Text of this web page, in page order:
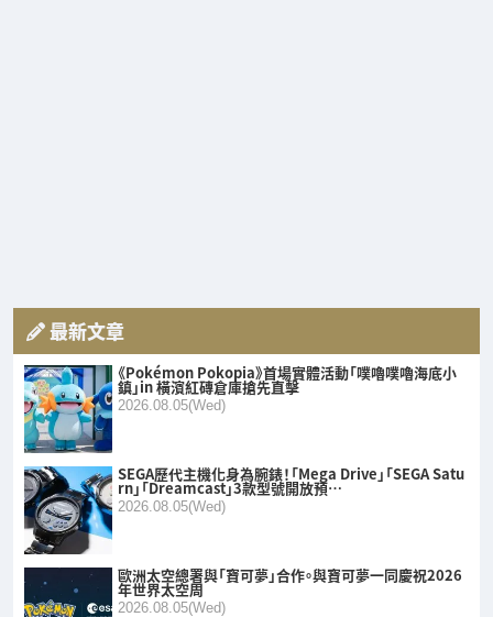
最新文章
《Pokémon Pokopia》首場實體活動「噗嚕噗嚕海底小
鎮」in 橫濱紅磚倉庫搶先直擊
2026.08.05(Wed)
SEGA歷代主機化身為腕錶！「Mega Drive」「SEGA Satu
rn」「Dreamcast」3款型號開放預…
2026.08.05(Wed)
歐洲太空總署與「寶可夢」合作。與寶可夢一同慶祝2026
年世界太空周
2026.08.05(Wed)